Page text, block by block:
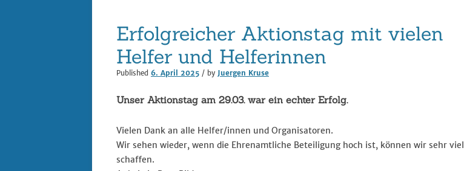
Digitalisierung im Breitensport
– REACT
Stand Up Paddling
Termine
Erfolgreicher Aktionstag mit vielen
Helfer und Helferinnen
Published 6. April 2025 / by Juergen Kruse
Unser Aktionstag am 29.03. war ein echter Erfolg.
Vielen Dank an alle Helfer/innen und Organisatoren.
Wir sehen wieder, wenn die Ehrenamtliche Beteiligung hoch ist, können wir sehr viel
schaffen.